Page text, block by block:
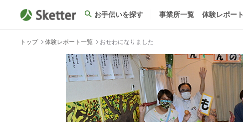
お手伝いを探す 事業所一覧 体験レポート
トップ 体験レポート一覧 おせわになりました